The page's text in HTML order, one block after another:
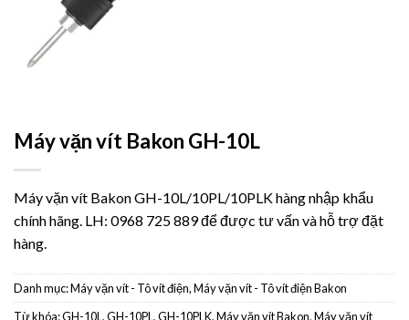
Máy vặn vít Bakon GH-10L
Máy vặn vít Bakon GH-10L/10PL/10PLK hàng nhập khẩu
chính hãng. LH: 0968 725 889 để được tư vấn và hỗ trợ đặt
hàng.
Danh mục:Máy vặn vít - Tô vít điện,Máy vặn vít - Tô vít điện Bakon
Từ khóa:GH-10L,GH-10PL,GH-10PLK,Máy vặn vít Bakon,Máy vặn vít